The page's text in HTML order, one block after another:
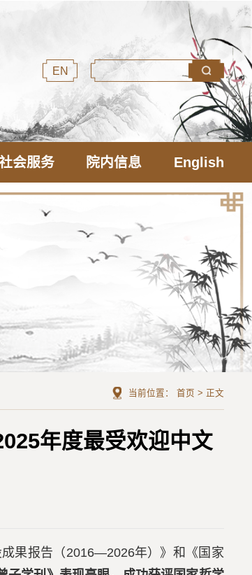
EN
会服务 院内信息 English
当前位置： 首页 > 正文
年度最受欢迎中文
果报告（2016—2026年）》和《国家